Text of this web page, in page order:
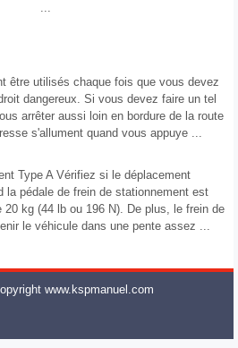
...
être utilisés chaque fois que vous devez
dangereux. Si vous devez faire un tel
arrêter aussi loin en bordure de la route
s'allument quand vous appuye ...
Type A Vérifiez si le déplacement
pédale de frein de stationnement est
kg (44 lb ou 196 N). De plus, le frein de
le véhicule dans une pente assez ...
www.kspmanuel.com